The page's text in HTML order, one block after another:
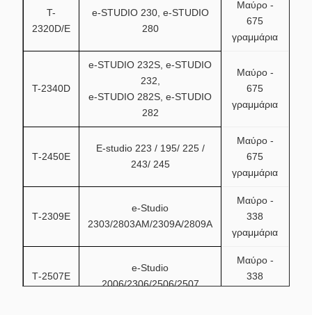
T-
2320D/E
e-STUDIO 230, e-STUDIO
280
Μαύρο -
675
γραμμάρια
T-2340D
e-STUDIO 232S, e-STUDIO
232,
e-STUDIO 282S, e-STUDIO
282
Μαύρο -
675
γραμμάρια
Τ-2450Ε
E-studio 223 / 195/ 225 /
243/ 245
Μαύρο -
675
γραμμάρια
Τ-2309Ε
e-Studio
2303/2803AM/2309A/2809A
Μαύρο -
338
γραμμάρια
Τ-2507Ε
e-Studio
2006/2306/2506/2507
Μαύρο -
338